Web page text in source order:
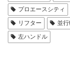
プロエースシティ
リフター
並
左ハンドル